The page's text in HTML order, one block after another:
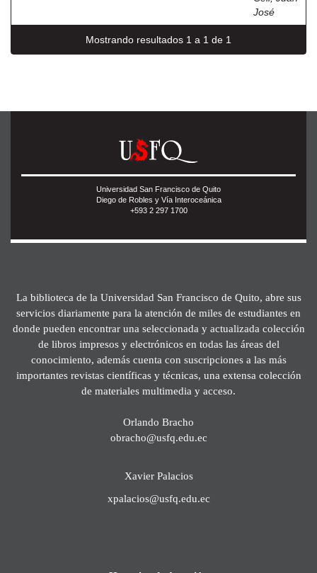
José
Mostrando resultados 1 a 1 de 1
Universidad San Francisco de Quito
Diego de Robles y Vía Interoceánica
+593 2 297 1700
La biblioteca de la Universidad San Francisco de Quito, abre sus
servicios diariamente para la atención de miles de estudiantes en
donde pueden encontrar una seleccionada y actualizada colección
de libros impresos y electrónicos en todas las áreas del
conocimiento, además cuenta con suscripciones a las más
importantes revistas científicas y técnicas, una extensa colección
de materiales multimedia y acceso.
Orlando Bracho
obracho@usfq.edu.ec
Xavier Palacios
xpalacios@usfq.edu.ec